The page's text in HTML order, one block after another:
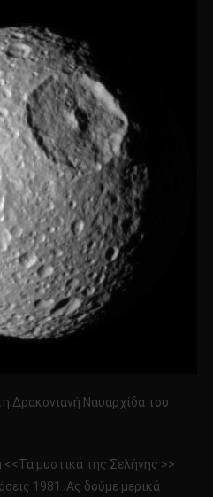
Δρακονιανή Ναυαρχίδα του
μυστικά της Σελήνης >>
1981. Ας δούμε μερικά